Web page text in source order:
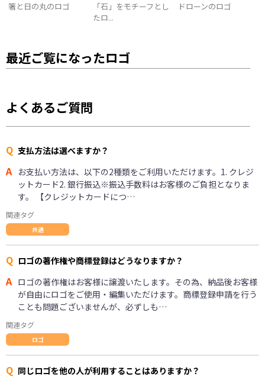
箸と日の丸のロゴ
「石」をモチーフとし
たロ...
ドローンのロゴ
最近ご覧になったロゴ
よくあるご質問
Q 支払方法は選べますか？
A お支払い方法は、以下の2種類をご利用いただけます。1. クレジ
ットカード2. 銀行振込※振込手数料はお客様のご負担となりま
す。 【クレジットカードにつ…
関連タグ
共通
Q ロゴの著作権や商標登録はどうなりますか？
A ロゴの著作権はお客様に譲渡いたします。その為、納品後お客様
が自由にロゴをご使用・編集いただけます。商標登録申請を行う
ことも問題ございませんが、必ずしも…
関連タグ
ロゴ
Q 同じロゴを他の人が利用することはありますか？